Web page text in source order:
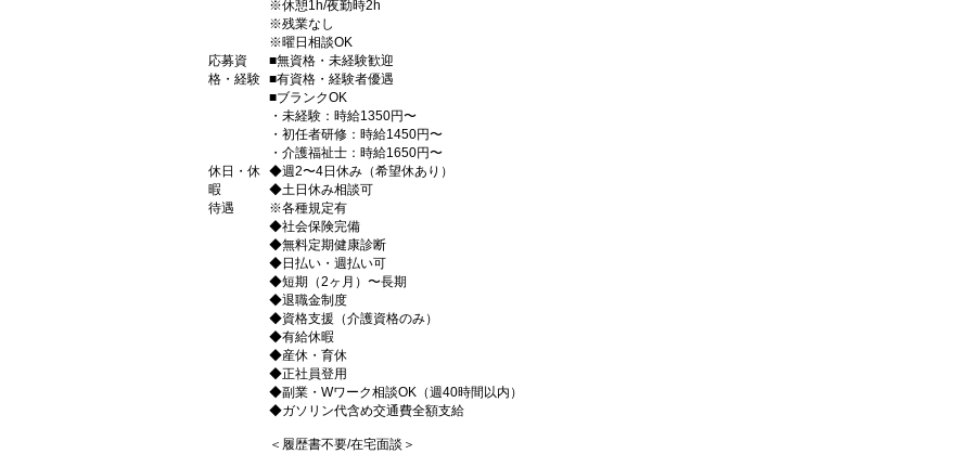
※休憩1h/夜勤時2h
※残業なし
※曜日相談OK
応募資
格・経験
■無資格・未経験歓迎
■有資格・経験者優遇
■ブランクOK
・未経験：時給1350円〜
・初任者研修：時給1450円〜
・介護福祉士：時給1650円〜
休日・休
暇
◆週2〜4日休み（希望休あり）
◆土日休み相談可
待遇
※各種規定有
◆社会保険完備
◆無料定期健康診断
◆日払い・週払い可
◆短期（2ヶ月）〜長期
◆退職金制度
◆資格支援（介護資格のみ）
◆有給休暇
◆産休・育休
◆正社員登用
◆副業・Wワーク相談OK（週40時間以内）
◆ガソリン代含め交通費全額支給
＜履歴書不要/在宅面談＞